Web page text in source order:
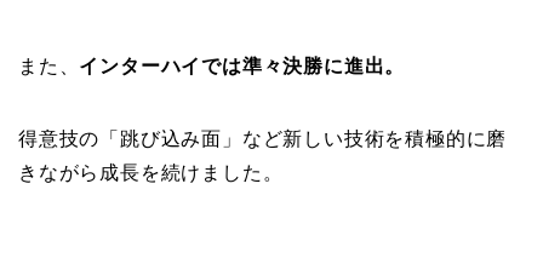
また、 インターハイでは準々決勝に進出。
得意技の「跳び込み面」など新しい技術を積極的に磨
きながら成長を続けました。